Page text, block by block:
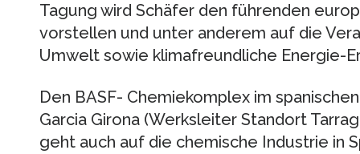
Tagung wird Schäfer den führenden
vorstellen und unter anderem auf die
Umwelt sowie klimafreundliche Energie-
Den BASF- Chemiekomplex im
Garcia Girona (Werksleiter Standort
geht auch auf die chemische Industrie in